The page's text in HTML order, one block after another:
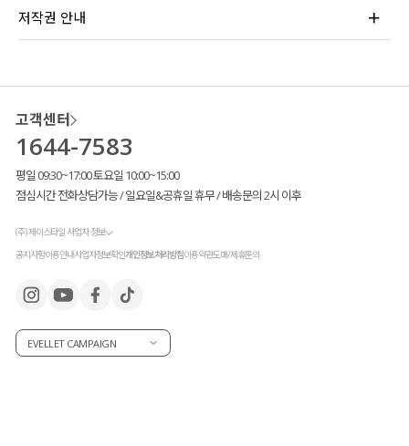
저작권 안내
고객센터
1644-7583
평일 09:30~17:00 토요일 10:00~15:00
점심시간 전화상담가능 / 일요일&공휴일 휴무 / 배송문의 2시 이후
(주) 제이스타일 사업자 정보
공지사항이용안내사업자정보확인개인정보처리방침이용약관도매/제휴문의
EVELLET CAMPAIGN